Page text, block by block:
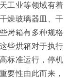
工业等领域有着
燥玻璃器皿、干
烤箱有多种规格
些烘箱对于执行
标准运行，停机
要性由此而来，